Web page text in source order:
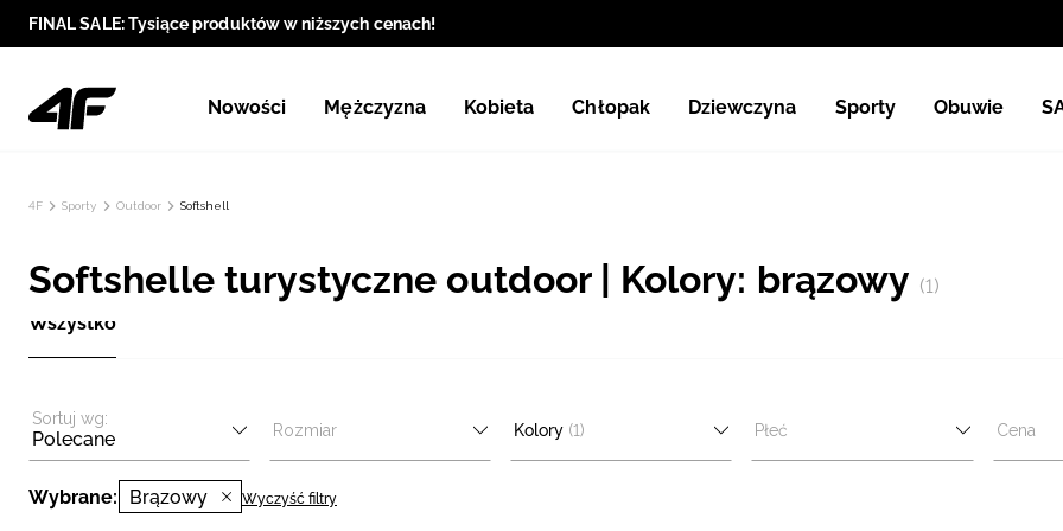
FINAL SALE: Tysiące produktów w niższych cenach!
Nowości Mężczyzna Kobieta Chłopak Dziewczyna Sporty Obuwie
4F Sporty Outdoor Softshell
Softshelle turystyczne outdoor | Kolory: brązowy (1)
Wszystko
Sortuj wg:
Polecane Rozmiar Kolory (1) Płeć Cena
Wybrane: Brązowy Wyczyść filtry